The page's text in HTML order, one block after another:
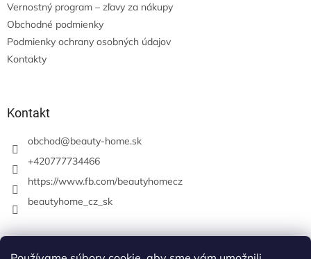
Vernostný program – zľavy za nákupy
Obchodné podmienky
Podmienky ochrany osobných údajov
Kontakty
Kontakt
obchod@beauty-home.sk
+420777734466
https://www.fb.com/beautyhomecz
beautyhome_cz_sk